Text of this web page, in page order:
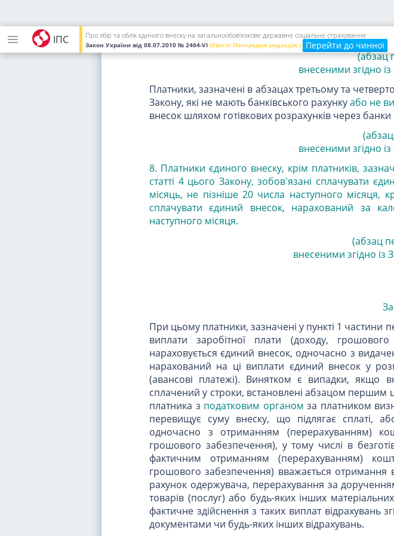
ІПС Про збір та облік єдиного внеску на загальнообов'язкове державне соціальне страхування
Закон України від 08.07.2010 № 2464-VI (Увага! Попередня редакція.) Перейти до чинної
7. Єдиний внесок сплачується шляхом
банківського рахункуабо на єдиний рахунок.
(абзац
внесеними згідно
Платники, зазначені в абзацах третьому та
Закону, які не мають банківського рахункуабо не
внесок шляхом готівкових розрахунків через банки
внесеними згідно
8. Платники єдиного внеску, крім платників,
статті 4 цього Закону, зобов'язані сплачувати
місяць, не пізніше 20 числа наступного місяця,
сплачувати єдиний внесок, нарахований за
наступного місяця.
(абзац
внесеними згідно із
При цьому платники, зазначені у пункті 1 частини
виплати заробітної плати (доходу,
нараховується єдиний внесок, одночасно з
нарахований на ці виплати єдиний внесок у
(авансові платежі). Винятком є випадки, якщо
сплачений у строки, встановлені абзацом першим
платника з податковим органом за платником
перевищує суму внеску, що підлягає сплаті,
одночасно з отриманням (перерахуванням)
грошового забезпечення), у тому числі в
фактичним отриманням (перерахуванням)
грошового забезпечення) вважається отримання
рахунок одержувача, перерахування за
товарів (послуг) або будь-яких інших
фактичне здійснення з таких виплат відрахувань
документами чи будь-яких інших відрахувань.